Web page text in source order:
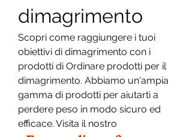
dimagrimento
Scopri come raggiungere i tuoi
obiettivi di dimagrimento con i
prodotti di Ordinare prodotti per il
dimagrimento. Abbiamo un'ampia
gamma di prodotti per aiutarti a
perdere peso in modo sicuro ed
efficace. Visita il nostro